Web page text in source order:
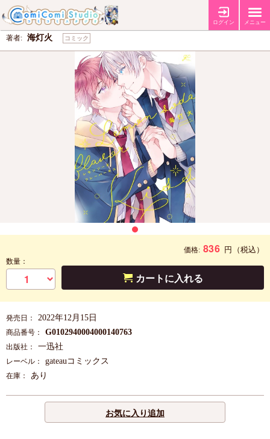
ログイン メニュー
レモンソーダフレーバーキス
著者: 海灯火 コミック
価格: 836 円 （税込）
数量：
カートに入れる
発売日： 2022年12月15日
商品番号： G0102940004000140763
出版社： 一迅社
レーベル： gateauコミックス
在庫： あり
お気に入り追加